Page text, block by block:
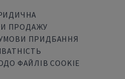
ПРОДАЖУ
ПРИДБАННЯ
ФАЙЛІВ COOKIE